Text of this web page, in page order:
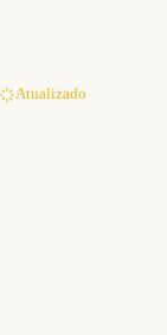
Atualizado